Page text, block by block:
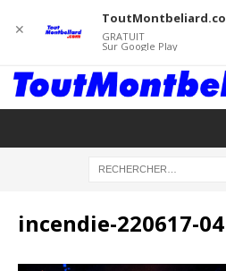
incendie-220617-
✕ GRATUIT
Sur Google Play